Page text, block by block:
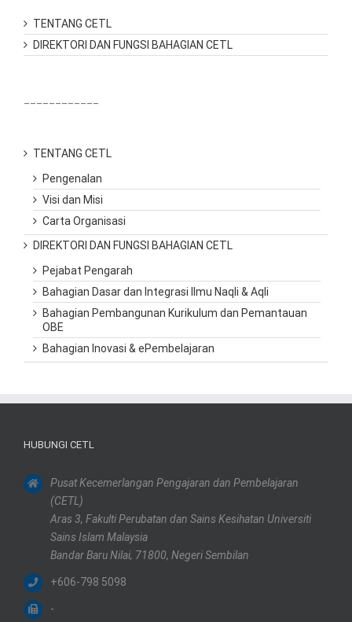
TENTANG CETL
DIREKTORI DAN FUNGSI BAHAGIAN CETL
TENTANG CETL
Pengenalan
Visi dan Misi
Carta Organisasi
DIREKTORI DAN FUNGSI BAHAGIAN CETL
Pejabat Pengarah
Bahagian Dasar dan Integrasi Ilmu Naqli & Aqli
Bahagian Pembangunan Kurikulum dan Pemantauan
OBE
Bahagian Inovasi & ePembelajaran
HUBUNGI CETL
Pusat Kecemerlangan Pengajaran dan Pembelajaran
(CETL)
Aras 3, Fakulti Perubatan dan Sains Kesihatan Universiti
Sains Islam Malaysia
Bandar Baru Nilai, 71800, Negeri Sembilan
+606-798 5098
-